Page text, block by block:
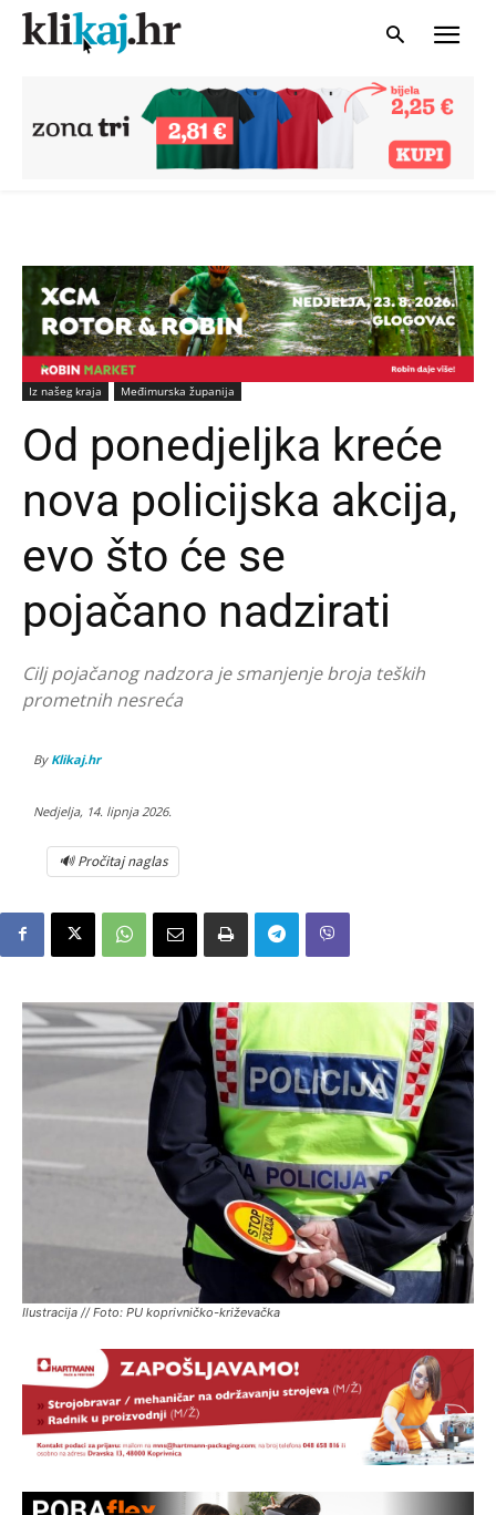
Iz našeg kraja Međimurska županija
Od ponedjeljka kreće
nova policijska akcija,
evo što će se
pojačano nadzirati
Cilj pojačanog nadzora je smanjenje broja teških
prometnih nesreća
By Klikaj.hr
Nedjelja, 14. lipnja 2026.
🔊 Pročitaj naglas
Ilustracija // Foto: PU koprivničko-križevačka